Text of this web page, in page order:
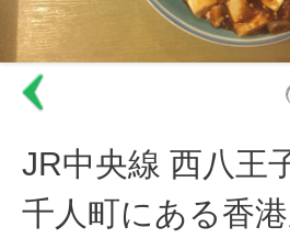
JR中央線 西八王
千人町にある香